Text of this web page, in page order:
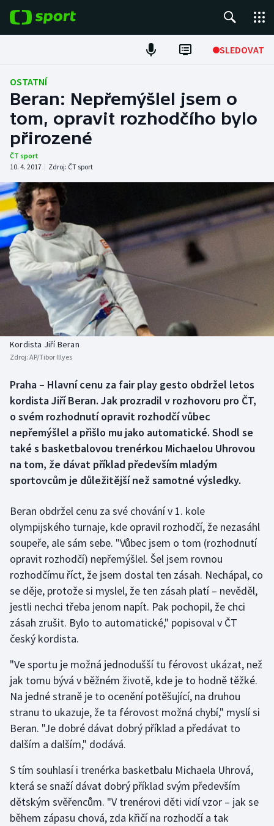
SLEDOVAT
Fotbal
Hokej
Tenis
Atletika
Cyklistika
DALŠÍ SPORTY
Americký fotbal
Baseball a softbal
Basketbal
Biatlon
Box
Curling
Dostihy
Golf
Gymnastika
Házená
Jezdectví
Judo
Krasobruslení
Lezení
Moderní pětiboj
Motorsport
NEPŘEHLÉDNĚTE
Soutěže
Historické návraty
Aplikace ČT sport
OSTATNÍ
Beran: Nepřemýšlel jsem o
tom, opravit rozhodčího bylo
přirozené
ČT sport
10. 4. 2017 | Zdroj: ČT sport
Kordista Jiří Beran
Zdroj: AP/Tibor Illyes
Praha – Hlavní cenu za fair play gesto obdržel letos
kordista Jiří Beran. Jak prozradil v rozhovoru pro ČT,
o svém rozhodnutí opravit rozhodčí vůbec
nepřemýšlel a přišlo mu jako automatické. Shodl se
také s basketbalovou trenérkou Michaelou Uhrovou
na tom, že dávat příklad především mladým
sportovcům je důležitější než samotné výsledky.
Beran obdržel cenu za své chování v 1. kole
olympijského turnaje, kde opravil rozhodčí, že nezasáhl
soupeře, ale sám sebe. "Vůbec jsem o tom (rozhodnutí
opravit rozhodčí) nepřemýšlel. Šel jsem rovnou
rozhodčímu říct, že jsem dostal ten zásah. Nechápal, co
se děje, protože si myslel, že ten zásah platí – nevěděl,
jestli nechci třeba jenom napít. Pak pochopil, že chci
zásah zrušit. Bylo to automatické," popisoval v ČT
český kordista.
"Ve sportu je možná jednodušší tu férovost ukázat, než
jak tomu bývá v běžném životě, kde je to hodně těžké.
Na jedné straně je to ocenění potěšující, na druhou
stranu to ukazuje, že ta férovost možná chybí," myslí si
Beran. "Je dobré dávat dobrý příklad a předávat to
dalším a dalším," dodává.
S tím souhlasí i trenérka basketbalu Michaela Uhrová,
která se snaží dávat dobrý příklad svým především
dětským svěřencům. "V trenérovi děti vidí vzor – jak se
během zápasu chová, zda křičí na rozhodčí a tak